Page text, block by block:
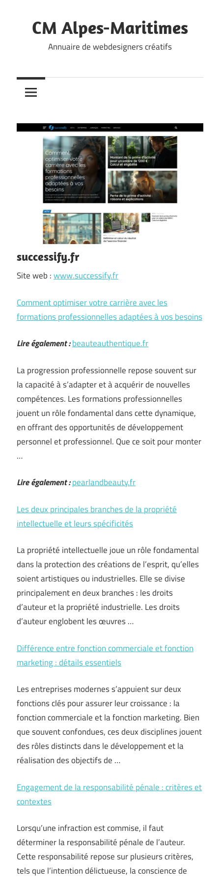
contentCM Alpes-Maritimes
Annuaire de webdesigners créatifs
successify.fr
Site web :www.successify.fr
Comment optimiser votre carrière avec les
formations professionnelles adaptées à vos besoins
Lire également :beauteauthentique.fr
La progression professionnelle repose souvent sur
la capacité à s’adapter et à acquérir de nouvelles
compétences. Les formations professionnelles
jouent un rôle fondamental dans cette dynamique,
en offrant des opportunités de développement
personnel et professionnel. Que ce soit pour monter
…
Lire également :pearlandbeauty.fr
Les deux principales branches de la propriété
intellectuelle et leurs spécificités
La propriété intellectuelle joue un rôle fondamental
dans la protection des créations de l’esprit, qu’elles
soient artistiques ou industrielles. Elle se divise
principalement en deux branches : les droits
d’auteur et la propriété industrielle. Les droits
d’auteur englobent les œuvres …
Différence entre fonction commerciale et fonction
marketing : détails essentiels
Les entreprises modernes s’appuient sur deux
fonctions clés pour assurer leur croissance : la
fonction commerciale et la fonction marketing. Bien
que souvent confondues, ces deux disciplines jouent
des rôles distincts dans le développement et la
réalisation des objectifs de …
Engagement de la responsabilité pénale : critères et
contextes
Lorsqu’une infraction est commise, il faut
déterminer la responsabilité pénale de l’auteur.
Cette responsabilité repose sur plusieurs critères,
tels que l’intention délictueuse, la conscience de